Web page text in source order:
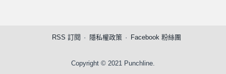
RSS 訂閱 隱私權政策 Facebook 粉絲團
Copyright © 2021 Punchline.